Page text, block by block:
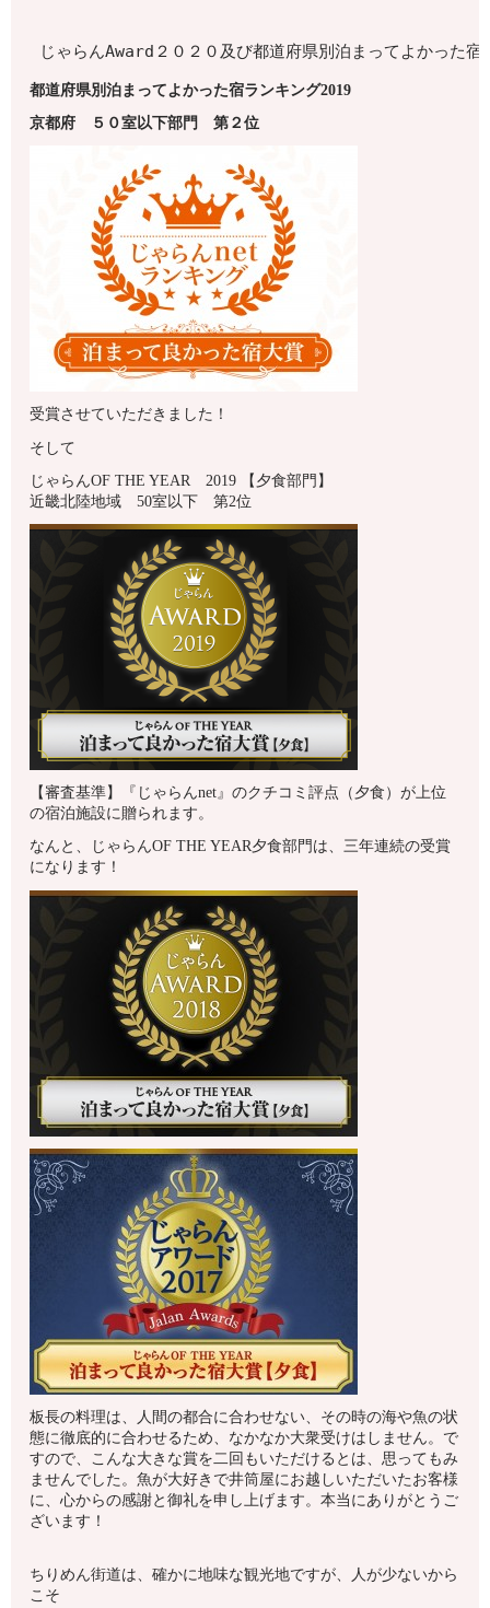
じゃらんAward２０２０及び都道府県別泊まってよかった
都道府県別泊まってよかった宿ランキング2019
京都府 ５０室以下部門 第 ２位
受賞させていただきました！
そして
じゃらんOF THE YEAR 2019 【夕食部門】
近畿北陸地域 50室以下 第2位
【審査基準】『じゃらんnet』のクチコミ評点（夕食）が上位
の宿泊施設に贈られます。
なんと、じゃらんOF THE YEAR夕食部門は、三年連続の受賞
になります！
板長の料理は、人間の都合に合わせない、その時の海や魚の状
態に徹底的に合わせるため、なかなか大衆受けはしません。で
すので、こんな大きな賞を二回もいただけるとは、思ってもみ
ませんでした。魚が大好きで井筒屋にお越しいただいたお客様
に、心からの感謝と御礼を申し上げます。本当にありがとうご
ざいます！
ちりめん街道は、確かに地味な観光地ですが、人が少ないから
こそ